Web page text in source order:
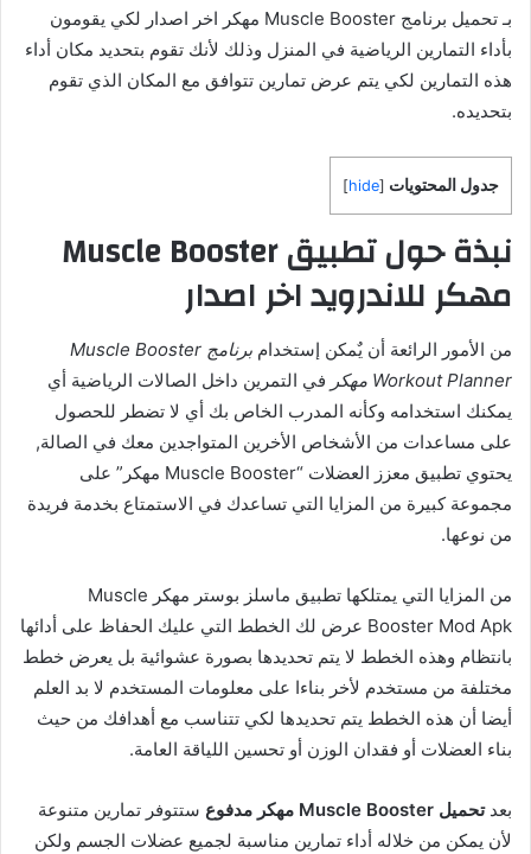
بـ تحميل برنامج Muscle Booster مهكر اخر اصدار لكي يقومون
بأداء التمارين الرياضية في المنزل وذلك لأنك تقوم بتحديد مكان أداء
هذه التمارين لكي يتم عرض تمارين تتوافق مع المكان الذي تقوم
بتحديده.
جدول المحتويات [
hide
]
نبذة حول تطبيق Muscle Booster
مهكر للاندرويد اخر اصدار
من الأمور الرائعة أن يٌمكن إستخدام
برنامج Muscle Booster
Workout Planner مهكر
في التمرين داخل الصالات الرياضية أي
يمكنك استخدامه وكأنه المدرب الخاص بك أي لا تضطر للحصول
على مساعدات من الأشخاص الأخرين المتواجدين معك في الصالة,
يحتوي تطبيق معزز العضلات “Muscle Booster مهكر” على
مجموعة كبيرة من المزايا التي تساعدك في الاستمتاع بخدمة فريدة
من نوعها.
من المزايا التي يمتلكها تطبيق ماسلز بوستر مهكر Muscle
Booster Mod Apk عرض لك الخطط التي عليك الحفاظ على أدائها
بانتظام وهذه الخطط لا يتم تحديدها بصورة عشوائية بل يعرض خطط
مختلفة من مستخدم لأخر بناءا على معلومات المستخدم لا بد العلم
أيضا أن هذه الخطط يتم تحديدها لكي تتناسب مع أهدافك من حيث
بناء العضلات أو فقدان الوزن أو تحسين اللياقة العامة.
بعدتحميل Muscle Booster مهكر مدفوع
ستتوفر تمارين متنوعة
لأن يمكن من خلاله أداء تمارين مناسبة لجميع عضلات الجسم ولكن